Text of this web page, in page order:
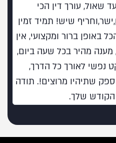
שאול, עורך דין הכי
שיש! תמיד זמין
באופן ברור ומקצועי, אין
מענה מהיר בכל שעה ביום,
נפשי לאורך כל הדרך,
שתיהיו מרוצים!. תודה
הקודש שלך.